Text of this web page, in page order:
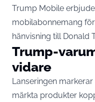
Trump Mobile
mobilabonnemang
hänvisning till Donald
Trump-
vidare
Lanseringen
märkta produkter